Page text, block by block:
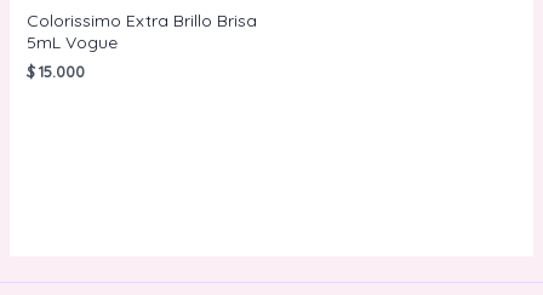
Colorissimo Extra Brillo Brisa
5mL Vogue
$15.000